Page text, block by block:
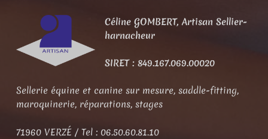
Céline GOMBERT,Artisan Sellier-
harnacheur
SIRET : 849.167.069.00020
Sellerie équine et canine sur mesure, saddle-fitting,
maroquinerie, réparations, stages
71960 VERZÉ / Tel : 06.50.60.81.10